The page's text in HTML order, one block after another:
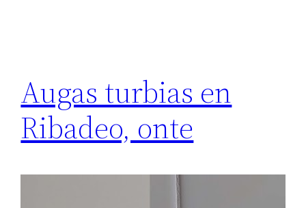
Augas turbias en
Ribadeo, onte